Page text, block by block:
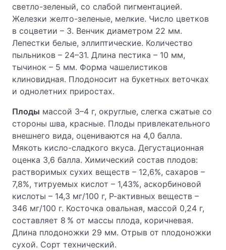
светло-зеленый, со слабой пигментацией.
Железки желто-зеленые, мелкие. Число цветков
в соцветии – 3. Венчик диаметром 22 мм.
Лепестки белые, эллиптические. Количество
пыльников – 24–31. Длина пестика – 10 мм,
тычинок – 5 мм. Форма чашелистиков
клиновидная. Плодоносит на букетных веточках
и однолетних приростах.
Плоды массой 3–4 г, округлые, слегка сжатые со
стороны шва, красные. Плоды привлекательного
внешнего вида, оцениваются на 4,0 балла.
Мякоть кисло-сладкого вкуса. Дегустационная
оценка 3,6 балла. Химический состав плодов:
растворимых сухих веществ – 12,6%, сахаров –
7,8%, титруемых кислот – 1,43%, аскорбиновой
кислоты – 14,3 мг/100 г, Р-активных веществ –
346 мг/100 г. Косточка овальная, массой 0,24 г,
составляет 8 % от массы плода, коричневая.
Длина плодоножки 29 мм. Отрыв от плодоножки
сухой. Сорт технический.